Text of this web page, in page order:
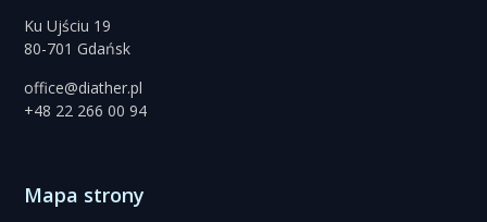
Ku Ujściu 19
80-701 Gdańsk
office@diather.pl
+48 22 266 00 94
Mapa strony